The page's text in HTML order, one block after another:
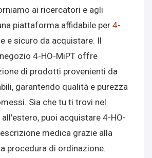
ai ricercatori e agli
piattaforma affidabile per 4-
e sicuro da acquistare. Il
4-HO-MiPT offre
di prodotti provenienti da
garantendo qualità e purezza
Sia che tu ti trovi nel
all'estero, puoi acquistare 4-HO-
medica grazie alla
procedura di ordinazione.